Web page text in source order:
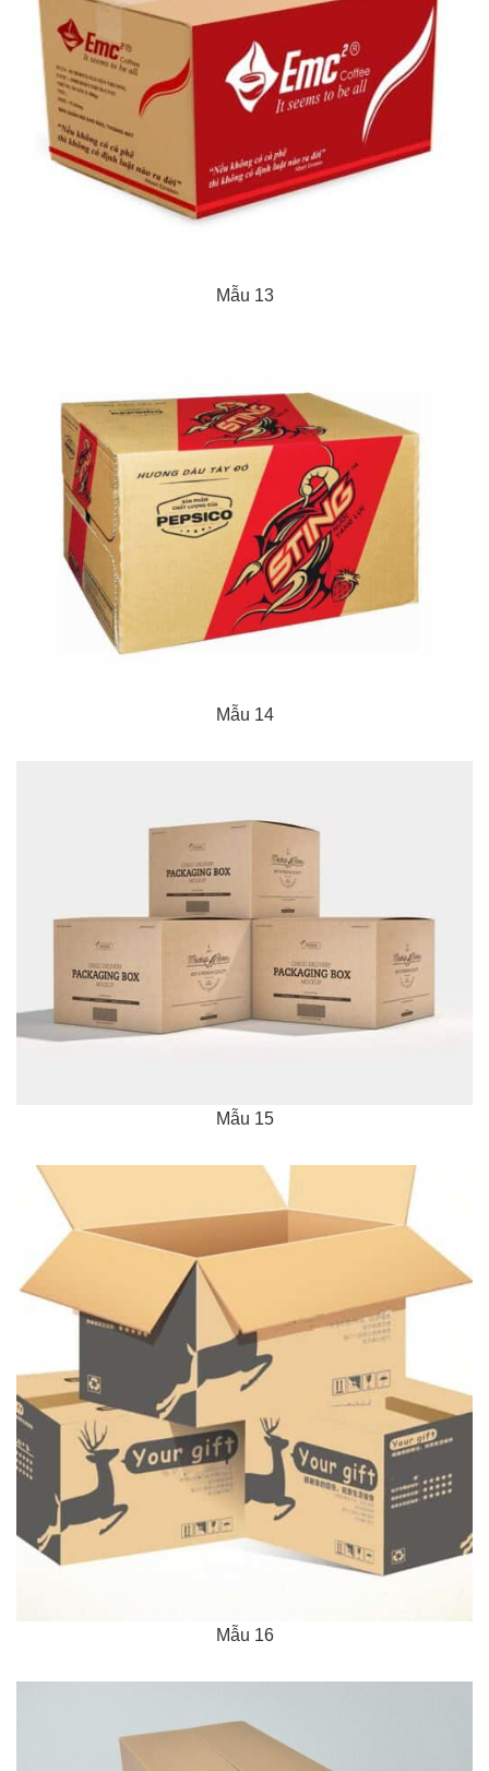
Mẫu 13
Mẫu 14
Mẫu 15
Mẫu 16